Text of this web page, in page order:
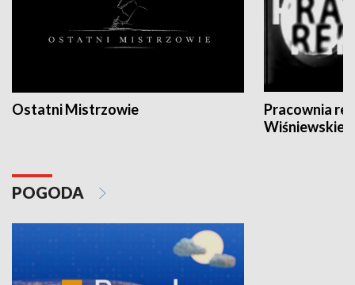
Ostatni Mistrzowie
Pracownia
POGODA